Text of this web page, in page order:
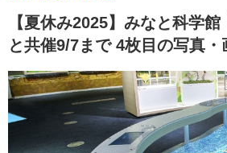
【夏休み2025】みなと科学
と共催9/7まで 4枚目の写真・